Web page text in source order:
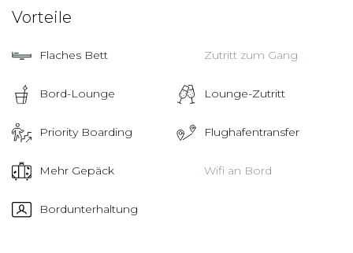
Vorteile
Flaches Bett Zutritt zum Gang
Bord-Lounge Lounge-Zutritt
Priority Boarding Flughafentransfer
Mehr Gepäck Wifi an Bord
Bordunterhaltung